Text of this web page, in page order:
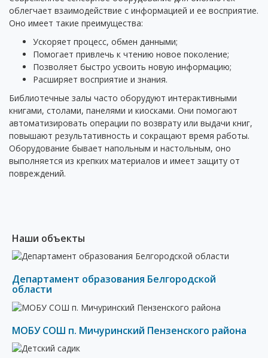
облегчает взаимодействие с информацией и ее восприятие.
Оно имеет такие преимущества:
Ускоряет процесс, обмен данными;
Помогает привлечь к чтению новое поколение;
Позволяет быстро усвоить новую информацию;
Расширяет восприятие и знания.
Библиотечные залы часто оборудуют интерактивными
книгами, столами, панелями и киосками. Они помогают
автоматизировать операции по возврату или выдачи книг,
повышают результативность и сокращают время работы.
Оборудование бывает напольным и настольным, оно
выполняется из крепких материалов и имеет защиту от
повреждений.
Наши объекты
Департамент образования Белгородской
области
МОБУ СОШ п. Мичуринский Пензенского района